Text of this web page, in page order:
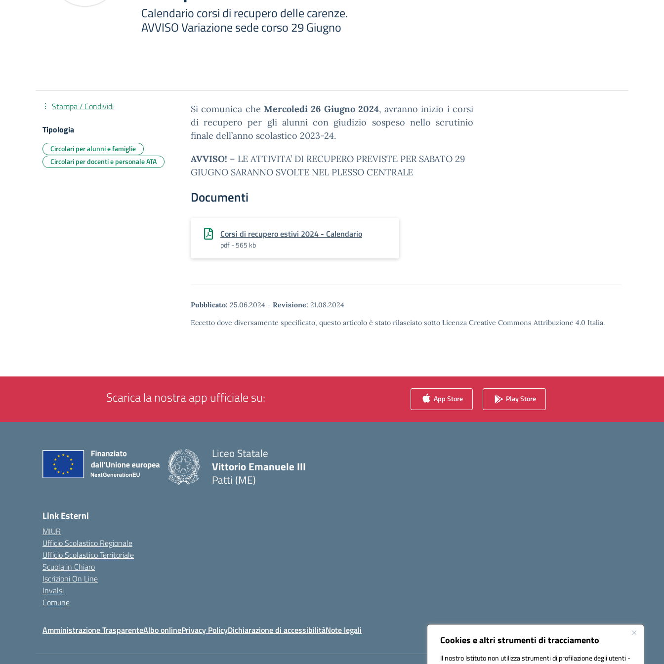
Cookies e altri strumenti di tracciamento
Il nostro Istituto non utilizza strumenti di profilazione degli utenti -
Calendario corsi di recupero delle carenze.
AVVISO Variazione sede corso 29 Giugno
Si comunica che Mercoledi 26 Giugno 2024, avranno inizio i corsi
di recupero per gli alunni con giudizio sospeso nello scrutinio
finale dell’anno scolastico 2023-24.
AVVISO! – LE ATTIVITA’ DI RECUPERO PREVISTE PER SABATO 29
GIUGNO SARANNO SVOLTE NEL PLESSO CENTRALE
Documenti
Corsi di recupero estivi 2024 - Calendario
pdf - 565 kb
Pubblicato: 25.06.2024 - Revisione: 21.08.2024
Eccetto dove diversamente specificato, questo articolo è stato rilasciato sotto Licenza Creative Commons Attribuzione 4.0 Italia.
Stampa / Condividi
Tipologia
Circolari per alunni e famiglie
Circolari per docenti e personale ATA
Scarica la nostra app ufficiale su: App Store Play Store
Liceo Statale
Vittorio Emanuele III
Patti (ME)
Link Esterni
MIUR
Ufficio Scolastico Regionale
Ufficio Scolastico Territoriale
Scuola in Chiaro
Iscrizioni On Line
Invalsi
Comune
Amministrazione TrasparenteAlbo onlinePrivacy PolicyDichiarazione di accessibilitàNote legali Seguici su: